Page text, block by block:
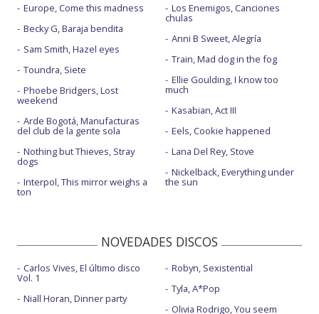
Europe, Come this madness
Becky G, Baraja bendita
Sam Smith, Hazel eyes
Toundra, Siete
Phoebe Bridgers, Lost
weekend
Arde Bogotá, Manufacturas
del club de la gente sola
Nothing but Thieves, Stray
dogs
Interpol, This mirror weighs a
ton
Los Enemigos, Canciones
chulas
Anni B Sweet, Alegría
Train, Mad dog in the fog
Ellie Goulding, I know too
much
Kasabian, Act III
Eels, Cookie happened
Lana Del Rey, Stove
Nickelback, Everything under
the sun
NOVEDADES DISCOS
Carlos Vives, El último disco
Vol. 1
Niall Horan, Dinner party
Robyn, Sexistential
Tyla, A*Pop
Olivia Rodrigo, You seem